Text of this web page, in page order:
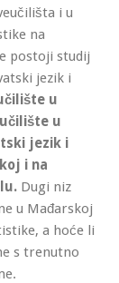
i u
na
postoji studij
jezik i
u
u
jezik i
i na
Dugi niz
u Mađarskoj
a hoće li
s trenutno